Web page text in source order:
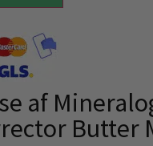
af
Butter